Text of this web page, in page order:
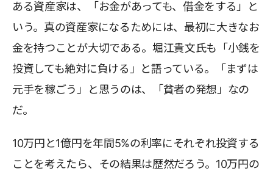
ある資産家は、「お金があっても、借金をする」と
いう。真の資産家になるためには、最初に大きなお
金を持つことが大切である。堀江貴文氏も「小銭を
投資しても絶対に負ける」と語っている。「まずは
元手を稼ごう」と思うのは、「貧者の発想」なの
だ。
10万円と1億円を年間5%の利率にそれぞれ投資する
ことを考えたら、その結果は歴然だろう。10万円の